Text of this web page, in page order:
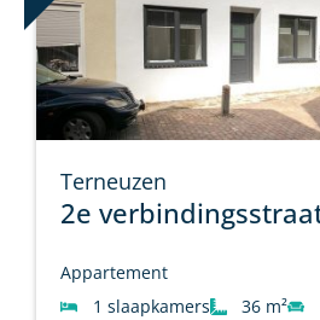
Terneuzen
2e
Appartement
1 slaapkamers
36 m²